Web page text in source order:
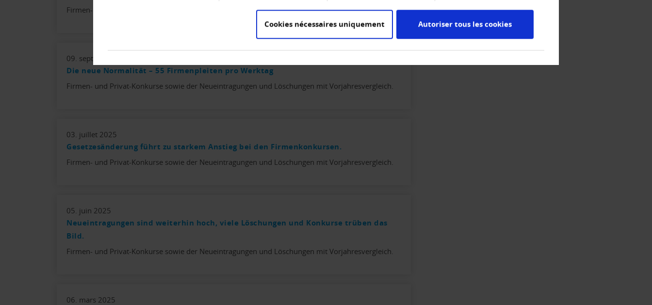
Cookies nécessaires uniquement Autoriser tous les cookies
Firmen- und Privat-Konkurse sowie der Neueintragungen und Löschungen mit Vorjahresvergleich.
09. septembre 2025
Die neue Normalität – 55 Firmenpleiten pro Werktag
Firmen- und Privat-Konkurse sowie der Neueintragungen und Löschungen mit Vorjahresvergleich.
03. juillet 2025
Gesetzesänderung führt zu starkem Anstieg bei den Firmenkonkursen.
Firmen- und Privat-Konkurse sowie der Neueintragungen und Löschungen mit Vorjahresvergleich.
05. juin 2025
Neueintragungen sind weiterhin hoch, viele Löschungen und Konkurse trüben das
Bild.
Firmen- und Privat-Konkurse sowie der Neueintragungen und Löschungen mit Vorjahresvergleich.
06. mars 2025